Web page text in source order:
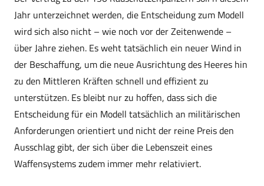
Jahr unterzeichnet werden, die Entscheidung zum Modell
wird sich also nicht – wie noch vor der Zeitenwende –
über Jahre ziehen. Es weht tatsächlich ein neuer Wind in
der Beschaffung, um die neue Ausrichtung des Heeres hin
zu den Mittleren Kräften schnell und effizient zu
unterstützen. Es bleibt nur zu hoffen, dass sich die
Entscheidung für ein Modell tatsächlich an militärischen
Anforderungen orientiert und nicht der reine Preis den
Ausschlag gibt, der sich über die Lebenszeit eines
Waffensystems zudem immer mehr relativiert.